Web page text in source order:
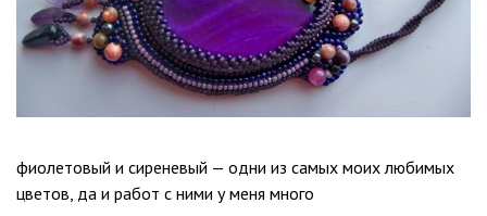
фиолетовый и сиреневый — одни из самых моих любимых
цветов, да и работ с ними у меня много